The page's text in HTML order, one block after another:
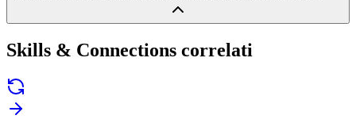
Skills & Connections correlati